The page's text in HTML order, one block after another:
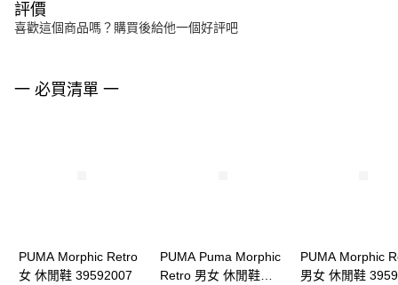
評價
喜歡這個商品嗎？購買後給他一個好評吧
一 必買清單 一
PUMA Morphic Retro
女 休閒鞋 39592007
PUMA Puma Morphic
Retro 男女 休閒鞋
PUMA Morphic
男女 休閒鞋